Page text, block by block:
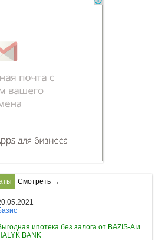
Смотреть →
ипотека без залога от BAZIS-A и
BANK